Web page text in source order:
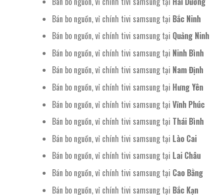
Bán bo nguồn, vỉ chính tivi samsung tại Bắc Ninh
Bán bo nguồn, vỉ chính tivi samsung tại Quảng Ninh
Bán bo nguồn, vỉ chính tivi samsung tại Ninh Bình
Bán bo nguồn, vỉ chính tivi samsung tại Nam Định
Bán bo nguồn, vỉ chính tivi samsung tại Hưng Yên
Bán bo nguồn, vỉ chính tivi samsung tại Vĩnh Phúc
Bán bo nguồn, vỉ chính tivi samsung tại Thái Bình
Bán bo nguồn, vỉ chính tivi samsung tại Lào Cai
Bán bo nguồn, vỉ chính tivi samsung tại Lai Châu
Bán bo nguồn, vỉ chính tivi samsung tại Cao Bằng
Bán bo nguồn, vỉ chính tivi samsung tại Bắc Kạn